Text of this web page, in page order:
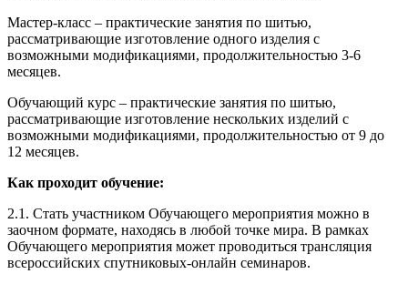
Мастер-класс – практические занятия по шитью,
рассматривающие изготовление одного изделия с
возможными модификациями, продолжительностью 3-6
месяцев.
Обучающий курс – практические занятия по шитью,
рассматривающие изготовление нескольких изделий с
возможными модификациями, продолжительностью от 9 до
12 месяцев.
Как проходит обучение:
2.1. Стать участником Обучающего мероприятия можно в
заочном формате, находясь в любой точке мира. В рамках
Обучающего мероприятия может проводиться трансляция
всероссийских спутниковых-онлайн семинаров.